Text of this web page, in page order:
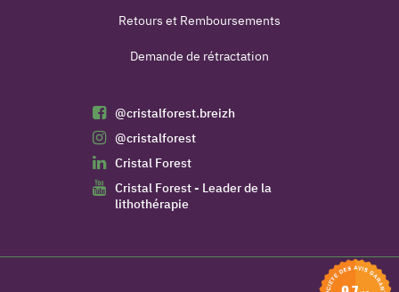
Retours et Remboursements
Demande de rétractation
@cristalforest.breizh
@cristalforest
Cristal Forest
Cristal Forest - Leader de la
lithothérapie